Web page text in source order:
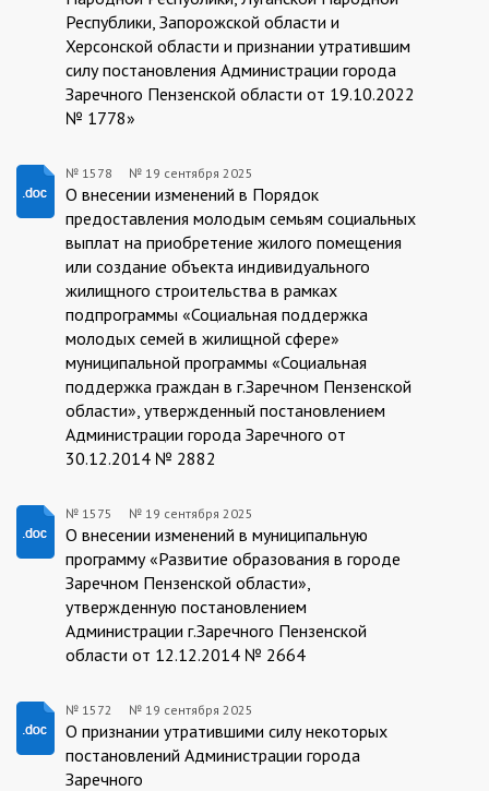
Республики, Запорожской области и
Херсонской области и признании утратившим
силу постановления Администрации города
Заречного Пензенской области от 19.10.2022
№ 1778»
19.09.2025/1578
№ 1578 № 19 сентября 2025
О внесении изменений в Порядок
предоставления молодым семьям социальных
выплат на приобретение жилого помещения
или создание объекта индивидуального
жилищного строительства в рамках
подпрограммы «Социальная поддержка
молодых семей в жилищной сфере»
муниципальной программы «Социальная
поддержка граждан в г.Заречном Пензенской
области», утвержденный постановлением
Администрации города Заречного от
30.12.2014 № 2882
19.09.2025/1575
№ 1575 № 19 сентября 2025
О внесении изменений в муниципальную
программу «Развитие образования в городе
Заречном Пензенской области»,
утвержденную постановлением
Администрации г.Заречного Пензенской
области от 12.12.2014 № 2664
19.09.2025/1572
№ 1572 № 19 сентября 2025
О признании утратившими силу некоторых
постановлений Администрации города
Заречного